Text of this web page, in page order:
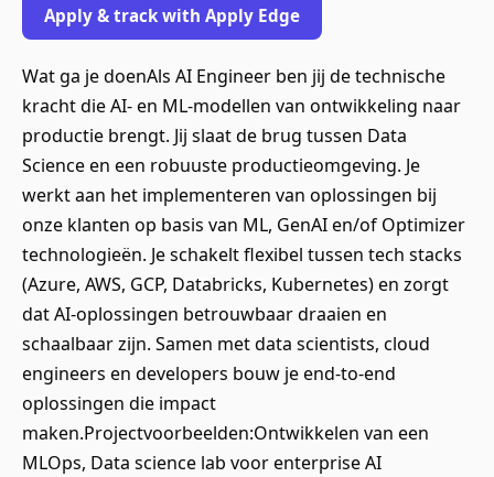
Apply & track with Apply Edge
Wat ga je doenAls AI Engineer ben jij de technische
kracht die AI- en ML-modellen van ontwikkeling naar
productie brengt. Jij slaat de brug tussen Data
Science en een robuuste productieomgeving. Je
werkt aan het implementeren van oplossingen bij
onze klanten op basis van ML, GenAI en/of Optimizer
technologieën. Je schakelt flexibel tussen tech stacks
(Azure, AWS, GCP, Databricks, Kubernetes) en zorgt
dat AI-oplossingen betrouwbaar draaien en
schaalbaar zijn. Samen met data scientists, cloud
engineers en developers bouw je end-to-end
oplossingen die impact
maken.Projectvoorbeelden:Ontwikkelen van een
MLOps, Data science lab voor enterprise AI